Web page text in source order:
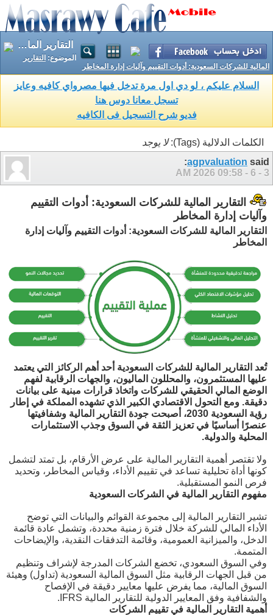
التقارير المالية للشركات السعودية: أدوات التقييم وآليات إدارة المخاطر
الموضوع: التقارير
المالية للشركات السعودية: أدوات التقييم وآليات إدارة المخاطر
السلام عليكم ، لو دي اول مرة تدخل فيها مصرواي كافيه وعايز
تسجل معانا دوس هنا
فديو شرح التسجيل فى الكافيه
الكلمات الدلالية (Tags):
لا يوجد
agpvaluation said:
3 - 6 - 2026
09:58 AM
التقارير المالية للشركات السعودية: أدوات التقييم
وآليات إدارة المخاطر
التقارير المالية للشركات السعودية: أدوات التقييم وآليات إدارة
المخاطر
تُعد التقارير المالية للشركات السعودية أحد أهم الركائز التي يعتمد
عليها المستثمرون، والمحللون الماليون، والجهات الرقابية لفهم
الوضع المالي الحقيقي للشركات واتخاذ قرارات مبنية على بيانات
دقيقة. ومع التحول الاقتصادي الكبير الذي تشهده المملكة في إطار
رؤية السعودية 2030، أصبحت جودة التقارير المالية وشفافيتها
عنصرًا أساسيًا في تعزيز الثقة في السوق وجذب الاستثمارات
المحلية والدولية.
ولا تقتصر أهمية التقارير المالية على عرض الأرقام، بل تمتد لتشمل
كونها أداة تحليلية تساعد في تقييم الأداء، وقياس المخاطر، وتحديد
فرص النمو المستقبلية.
مفهوم التقارير المالية في الشركات السعودية
تشير التقارير المالية إلى مجموعة القوائم والبيانات التي توضح
الأداء المالي للشركة خلال فترة زمنية محددة، وتشمل عادة قائمة
الدخل، والميزانية العمومية، وقائمة التدفقات النقدية، والإيضاحات
المتممة.
وفي السوق السعودي، تخضع الشركات المدرجة لإشراف وتنظيم
من قبل الجهات الرقابية مثل السوق المالية السعودية (تداول) وهيئة
السوق المالية، مما يفرض عليها معايير دقيقة في الإفصاح
والشفافية وفق المعايير الدولية للتقارير المالية IFRS.
أهمية التقارير المالية في تقييم الشركات